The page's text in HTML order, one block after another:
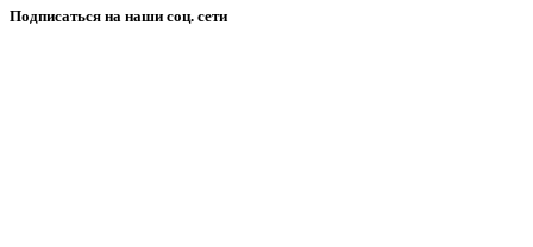
Подписаться на наши соц. сети